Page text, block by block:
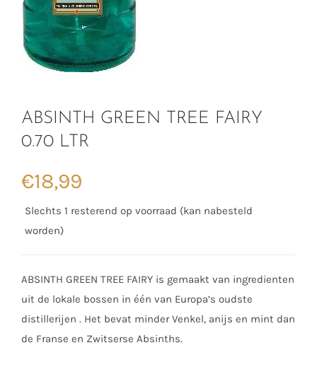
ABSINTH GREEN TREE FAIRY
0.70 LTR
€18,99
Slechts 1 resterend op voorraad (kan nabesteld
worden)
ABSINTH GREEN TREE FAIRY is gemaakt van ingredienten
uit de lokale bossen in één van Europa’s oudste
distillerijen . Het bevat minder Venkel, anijs en mint dan
de Franse en Zwitserse Absinths.